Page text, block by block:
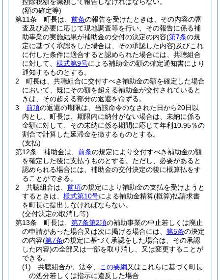
(額の確定等)
第11条
町長は、 前条の報告を受けたときは、その内容の審
査及び必要に応じて現地調査等を行い、その報告に係る補
助事業の実施結果が補助金の交付の決定の内容(第7条の規
定に基づく承認をした場合は、その承認した内容)及びこれ
に付した条件に適合すると認められた場合には、共聴組合
に対して、 様式第9号による補助金の額の確定通知書により
通知するものとする。
2
町長は、共聴組合に交付すべき補助金の額を確定した場合
において、既にその額を超える補助金が交付されていると
きは、その超える部分の返還を命ずる。
3
前項の返還の期限は、当該命令のなされた日から20日以
内とし、町長は、期限内に納付がない場合は、未納に係る
金額に対して、その未納に係る期間に応じて年利10.95％の
割合で計算した延滞金を徴するものとする。
(支払)
第12条
補助金は、 前条の規定により交付すべき補助金の額
を確定した後に支払うものとする。 ただし、必要があると
認められる場合には、補助金の交付決定の後に概算払をす
ることができる。
2
共聴組合は、 前項の規定により補助金の支払を受けようと
するときは、 様式第10号による補助金精算(概算)払請求書
を町長に提出しなければならない。
(交付決定の取消し等)
第13条
町長は、 第7条第2項の補助事業の中止若しくは廃止
の申請があった場合又は次に掲げる場合には、 第5条の決定
の内容(第7条の規定に基づく承認をした場合は、その承認
した内容)の全部又は一部を取り消し、又は変更することが
できる。
(1)
共聴組合が、法令、 この要綱 又はこれらに基づく町長
の処分若しくは指示に違反した場合